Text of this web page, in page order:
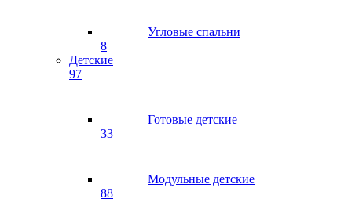
Угловые спальни
8
Детские
97
Готовые детские
33
Модульные детские
88